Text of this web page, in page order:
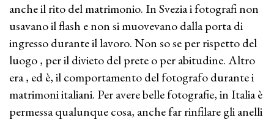
anche il rito del matrimonio. In Svezia i fotografi non
usavano il flash e non si muovevano dalla porta di
ingresso durante il lavoro. Non so se per rispetto del
luogo , per il divieto del prete o per abitudine. Altro
era , ed è, il comportamento del fotografo durante i
matrimoni italiani. Per avere belle fotografie, in Italia è
permessa qualunque cosa, anche far rinfilare gli anelli